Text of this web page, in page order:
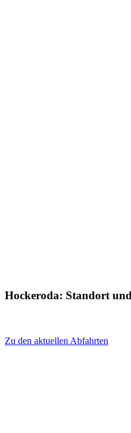
Hockeroda: Standort
Zu den aktuellen Abfahrten